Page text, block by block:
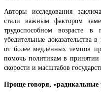
Авторы исследования
стали важным фактором
трудоспособном возрасте в
убедительные доказательства
от более медленных темпов
помочь политикам в
скорости и масштабов
Проще говоря,